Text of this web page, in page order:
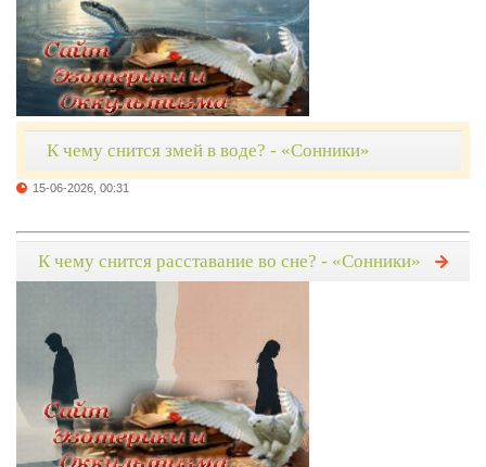
К чему снится змей в воде? - «Сонники»
15-06-2026, 00:31
К чему снится расставание во сне? - «Сонники»